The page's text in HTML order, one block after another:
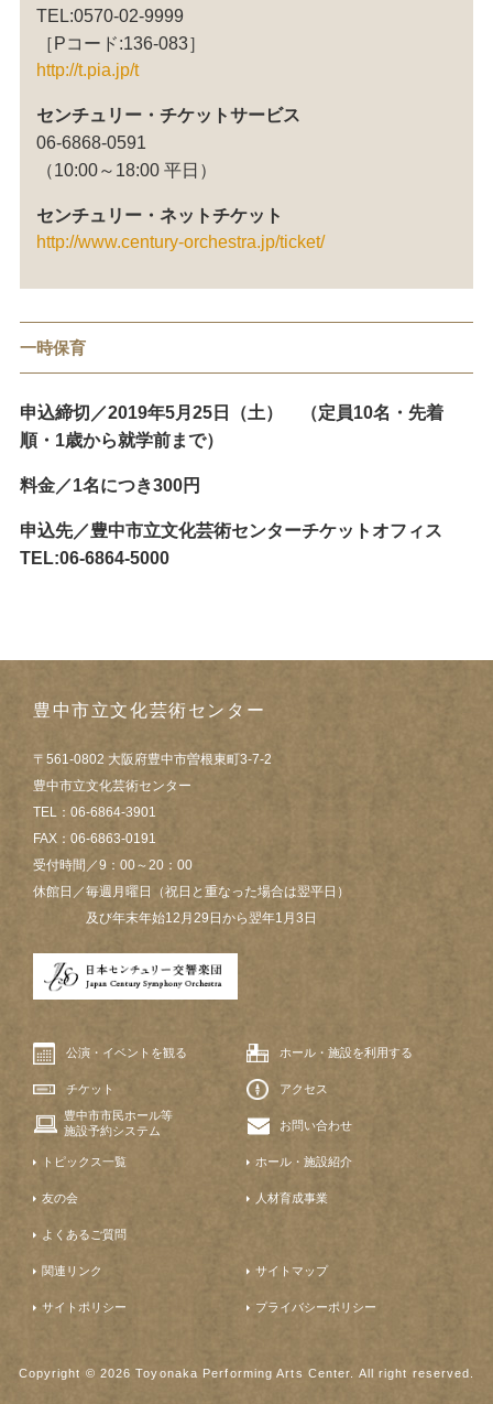
TEL:0570-02-9999
［Pコード:136-083］
http://t.pia.jp/t
センチュリー・チケットサービス
06-6868-0591
（10:00～18:00 平日）
センチュリー・ネットチケット
http://www.century-orchestra.jp/ticket/
一時保育
申込締切／2019年5月25日（土） （定員10名・先着
順・1歳から就学前まで）
料金／1名につき300円
申込先／豊中市立文化芸術センターチケットオフィス
TEL:06-6864-5000
豊中市立文化芸術センター
〒561-0802 大阪府豊中市曽根東町3-7-2
豊中市立文化芸術センター
TEL：06-6864-3901
FAX：06-6863-0191
受付時間／9：00～20：00
休館日／毎週月曜日（祝日と重なった場合は翌平日）
及び年末年始12月29日から翌年1月3日
公演・イベントを観る ホール・施設を利用する
チケット
アクセス
豊中市市民ホール等
施設予約システム
お問い合わせ
トピックス一覧 ホール・施設紹介
友の会 人材育成事業
よくあるご質問
関連リンク サイトマップ
サイトポリシー プライバシーポリシー
Copyright © 2026 Toyonaka Performing Arts Center. All right reserved.